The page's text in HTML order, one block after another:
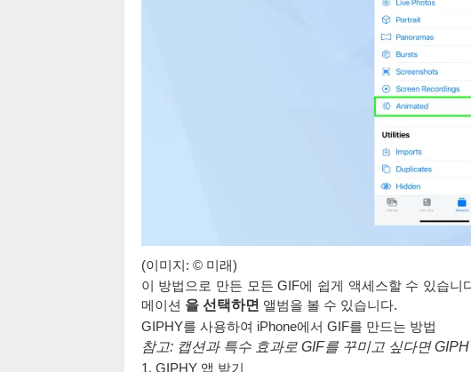
(이미지: © 미래)
이 방법으로 만든 모든 GIF에 쉽게 액세스할 수 있습니
메이션 을 선택하면 앨범을 볼 수 있습니다.
GIPHY를 사용하여 iPhone에서 GIF를 만드는 방법
참고: 캡션과 특수 효과로 GIF를 꾸미고 싶다면
1. GIPHY 앱 받기